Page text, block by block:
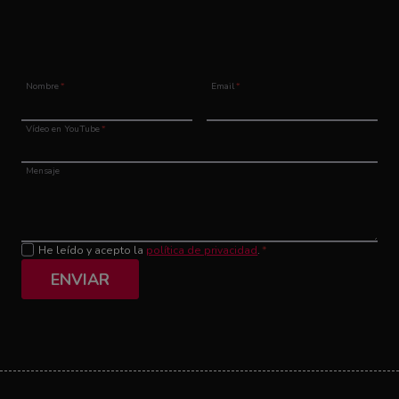
Nombre* Email*
Vídeo en YouTube*
Mensaje
He leído y acepto la política de privacidad. *
ENVIAR